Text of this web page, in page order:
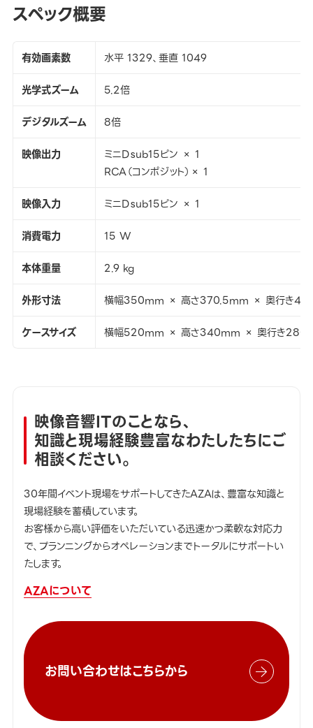
スペック概要
有効画素数
水平 1329、垂直 1049
光学式ズーム
5.2倍
デジタルズーム
8倍
映像出力
ミニDｓub15ピン × 1
RCA（コンポジット）× 1
映像入力
ミニDｓub15ピン × 1
消費電力
15 W
本体重量
2.9 kg
外形寸法
横幅350mm × 高さ370.5mm × 奥行き
ケースサイズ
横幅520mm × 高さ340mm × 奥行き
映像音響ITのことなら、
知識と現場経験豊富なわたしたちにご
相談ください。
30年間イベント現場をサポートしてきたAZAは、豊富な知識と
現場経験を蓄積しています。
お客様から高い評価をいただいている迅速かつ柔軟な対応力
で、プランニングからオペレーションまでトータルにサポートい
たします。
AZAについて
お問い合わせはこちらから